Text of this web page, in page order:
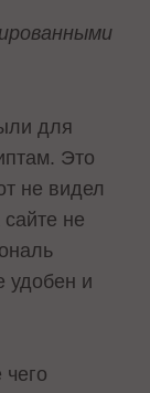
для
Это
не видел
не
удобен и